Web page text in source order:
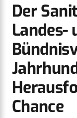
Der
Landes-
Chance